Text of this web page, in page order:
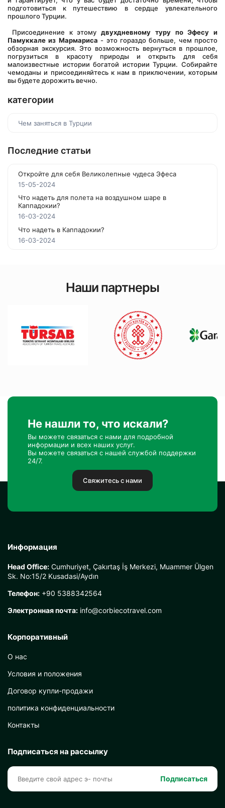
подготовиться к путешествию в сердце увлекательного
прошлого Турции.
Присоединение к этому двухдневному туру по Эфесу и
Памуккале из Мармариса - это гораздо больше, чем просто
обзорная экскурсия. Это возможность вернуться в прошлое,
погрузиться в красоту природы и открыть для себя
малоизвестные истории богатой истории Турции. Собирайте
чемоданы и присоединяйтесь к нам в приключении, которым
вы будете дорожить вечно.
категории
Чем заняться в Турции
Последние статьи
Откройте для себя Великолепные чудеса Эфеса
15-05-2024
Что надеть для полета на воздушном шаре в
Каппадокии?
16-03-2024
Что надеть в Каппадокии?
16-03-2024
Наши партнеры
Не нашли то, что искали?
Вы можете связаться с нами для подробной
информации и всех наших услуг.
Вы можете связаться с нашей службой поддержки
24/7.
Свяжитесь с нами
Информация
Head Office: Cumhuriyet, Çakırtaş İş Merkezi, Muammer Ülgen
Sk. No:15/2 Kusadasi/Aydın
Телефон: +90 5388342564
Электронная почта: info@corbiecotravel.com
Корпоративный
О нас
Условия и положения
Договор купли-продажи
политика конфиденциальности
Контакты
Подписаться на рассылку
Подписаться